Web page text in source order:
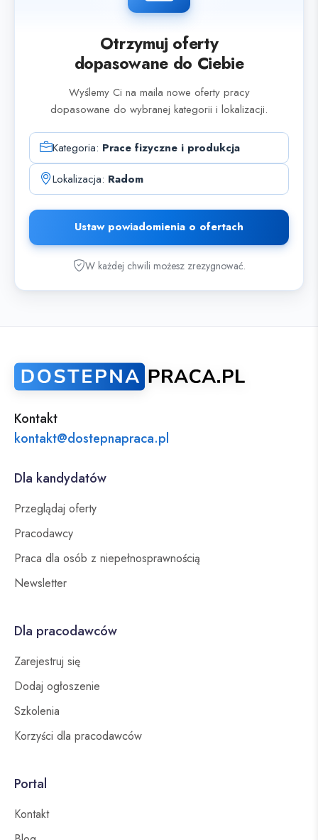
Otrzymuj oferty
dopasowane do Ciebie
Wyślemy Ci na maila nowe oferty pracy
dopasowane do wybranej kategorii i lokalizacji.
Kategoria: Prace fizyczne i produkcja
Lokalizacja: Radom
Ustaw powiadomienia o ofertach
W każdej chwili możesz zrezygnować.
Kontakt
kontakt@dostepnapraca.pl
Dla kandydatów
Przeglądaj oferty
Pracodawcy
Praca dla osób z niepełnosprawnością
Newsletter
Dla pracodawców
Zarejestruj się
Dodaj ogłoszenie
Szkolenia
Korzyści dla pracodawców
Portal
Kontakt